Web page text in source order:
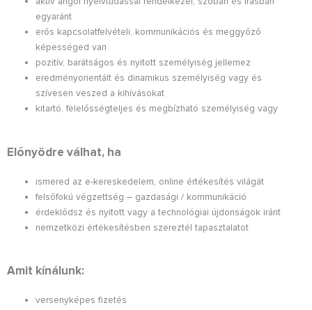
egyaránt
erős kapcsolatfelvételi, kommunikációs és meggyőző
képességed van
pozitív, barátságos és nyitott személyiség jellemez
eredményorientált és dinamikus személyiség vagy és
szívesen veszed a kihívásokat
kitartó, felelősségteljes és megbízható személyiség vagy
Előnyödre válhat, ha
ismered az e-kereskedelem, online értékesítés világát
felsőfokú végzettség – gazdasági / kommunikáció
érdeklődsz és nyitott vagy a technológiai újdonságok iránt
nemzetközi értékesítésben szereztél tapasztalatot
Amit kínálunk:
versenyképes fizetés